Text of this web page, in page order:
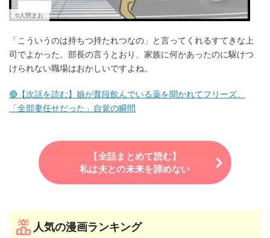
©人間まお
「こういうのは持ちつ持たれつなの」と言ってくれるすてきな上
司でよかった。部長の言うとおり、家族に何かあったのに駆けつ
けられない職場はおかしいですよね。
🔴【次話を読む】娘が普段飲んでいる薬を聞かれてフリーズ。
「全部妻任せだった」自覚の瞬間
【全話まとめて読む】
私は夫との未来を諦めない
人気の漫画ランキング